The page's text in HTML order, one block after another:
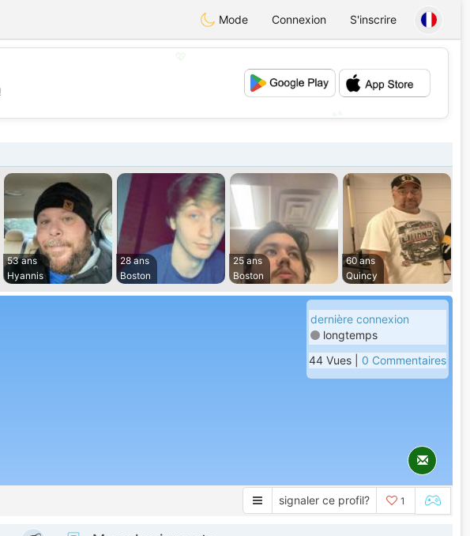
Mode Connexion S'inscrire
53 ans
Hyannis
28 ans
Boston
25 ans
Boston
60 ans
Quincy
dernière connexion
longtemps
44 Vues | 0 Commentaires
signaler ce profil? 1